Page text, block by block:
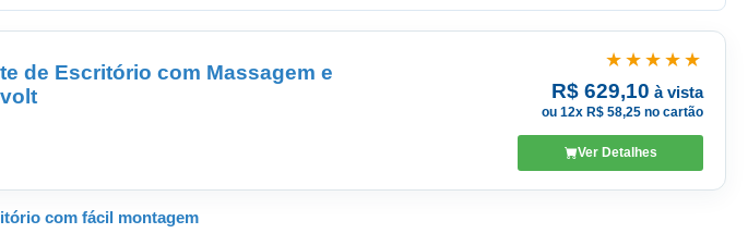
de Escritório com Massagem e
★★★★★
R$ 629,10 à vista
ou 12x R$ 58,25 no cartão
Ver Detalhes
com fácil montagem